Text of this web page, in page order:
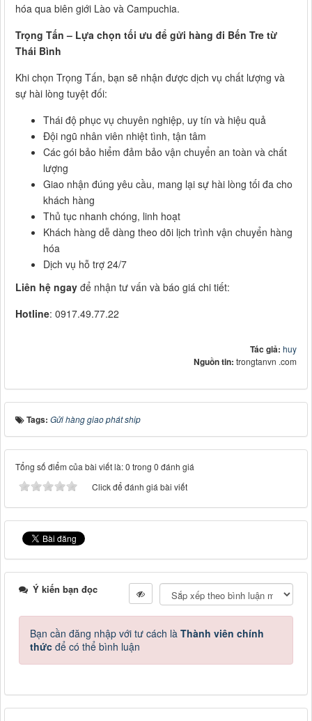
hóa qua biên giới Lào và Campuchia.
Trọng Tấn – Lựa chọn tối ưu để gửi hàng đi Bến Tre từ
Thái Bình
Khi chọn Trọng Tấn, bạn sẽ nhận được dịch vụ chất lượng và
sự hài lòng tuyệt đối:
Thái độ phục vụ chuyên nghiệp, uy tín và hiệu quả
Đội ngũ nhân viên nhiệt tình, tận tâm
Các gói bảo hiểm đảm bảo vận chuyển an toàn và chất
lượng
Giao nhận đúng yêu cầu, mang lại sự hài lòng tối đa cho
khách hàng
Thủ tục nhanh chóng, linh hoạt
Khách hàng dễ dàng theo dõi lịch trình vận chuyển hàng
hóa
Dịch vụ hỗ trợ 24/7
Liên hệ ngay để nhận tư vấn và báo giá chi tiết:
Hotline: 0917.49.77.22
Tác giả: huy
Nguồn tin: trongtanvn .com
Tags: Gửi hàng giao phát ship
Tổng số điểm của bài viết là: 0 trong 0 đánh giá
Click để đánh giá bài viết
Ý kiến bạn đọc
Bạn cần đăng nhập với tư cách là Thành viên chính
thức để có thể bình luận